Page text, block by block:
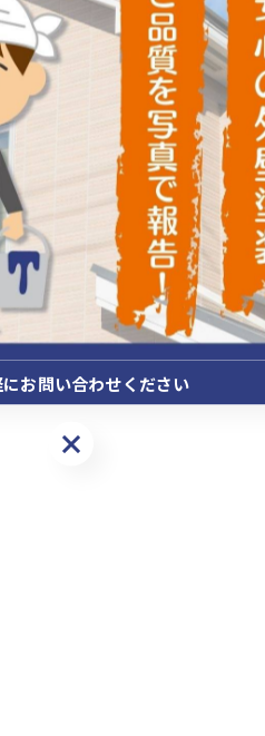
にお問い合わせください
お問い合わせください